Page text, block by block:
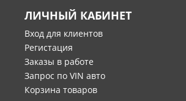
ЛИЧНЫЙ КАБИНЕТ
Вход для клиентов
Регистация
Заказы в работе
Запрос по VIN авто
Корзина товаров